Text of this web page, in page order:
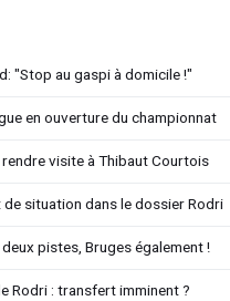
"Stop au gaspi à domicile !"
en ouverture du championnat
visite à Thibaut Courtois
de situation dans le dossier Rodri
pistes, Bruges également !
Rodri : transfert imminent ?